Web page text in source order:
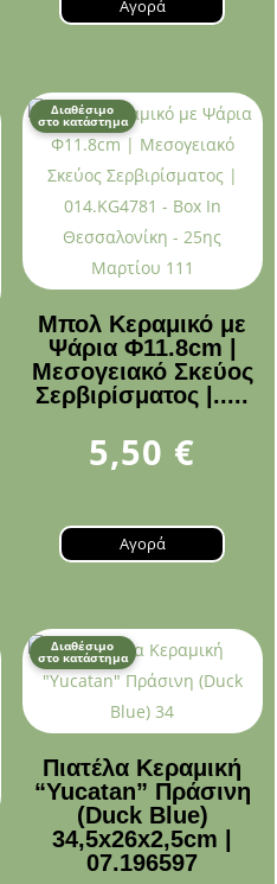
Αγορά
Διαθέσιμο
στο κατάστημα
Μπολ Κεραμικό με
Ψάρια Φ11.8cm |
Μεσογειακό Σκεύος
Σερβιρίσματος |.....
5,50 €
Αγορά
Διαθέσιμο
στο κατάστημα
Πιατέλα Κεραμική
“Yucatan” Πράσινη
(Duck Blue)
34,5x26x2,5cm |
07.196597